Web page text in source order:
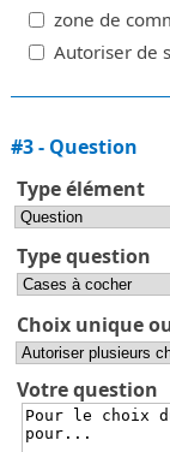
zone de
Autoriser de
#3- Question
Type élément
Type question
Choix unique
Votre question